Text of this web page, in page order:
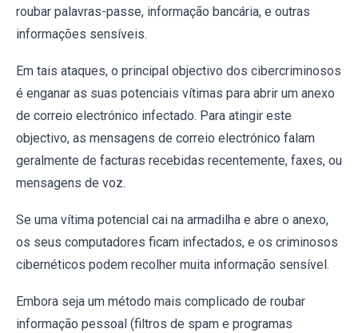
roubar palavras-passe, informação bancária, e outras
informações sensíveis.
Em tais ataques, o principal objectivo dos cibercriminosos
é enganar as suas potenciais vítimas para abrir um anexo
de correio electrónico infectado. Para atingir este
objectivo, as mensagens de correio electrónico falam
geralmente de facturas recebidas recentemente, faxes, ou
mensagens de voz.
Se uma vítima potencial cai na armadilha e abre o anexo,
os seus computadores ficam infectados, e os criminosos
cibernéticos podem recolher muita informação sensível.
Embora seja um método mais complicado de roubar
informação pessoal (filtros de spam e programas